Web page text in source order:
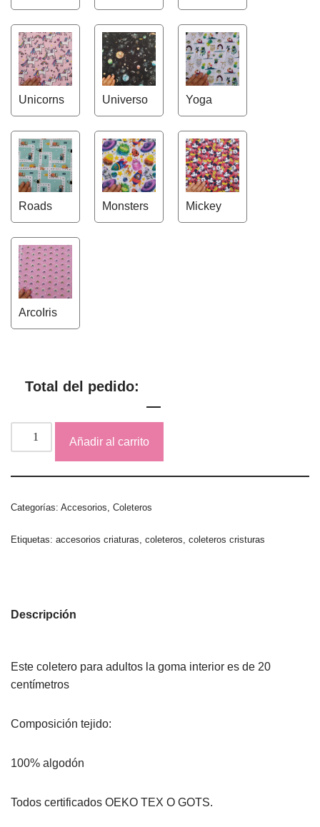
Unicorns Universo Yoga
Roads Monsters Mickey
ArcoIris
Total del pedido:
Añadir al carrito
Categorías: Accesorios Coleteros
Etiquetas: accesorios criaturas coleteros coleteros cristuras
Descripción
Este coletero para adultos la goma interior es de 20
centímetros
Composición tejido:
100% algodón
Todos certificados OEKO TEX O GOTS.